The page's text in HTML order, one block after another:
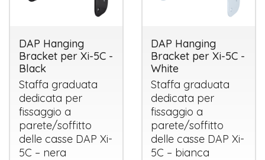
DAP Hanging
Bracket per Xi-5C -
Black
Staffa graduata
dedicata per
fissaggio a
parete/soffitto
delle casse DAP Xi-
5C – nera
DAP Hanging
Bracket per Xi-5C -
White
Staffa graduata
dedicata per
fissaggio a
parete/soffitto
delle casse DAP Xi-
5C – bianca